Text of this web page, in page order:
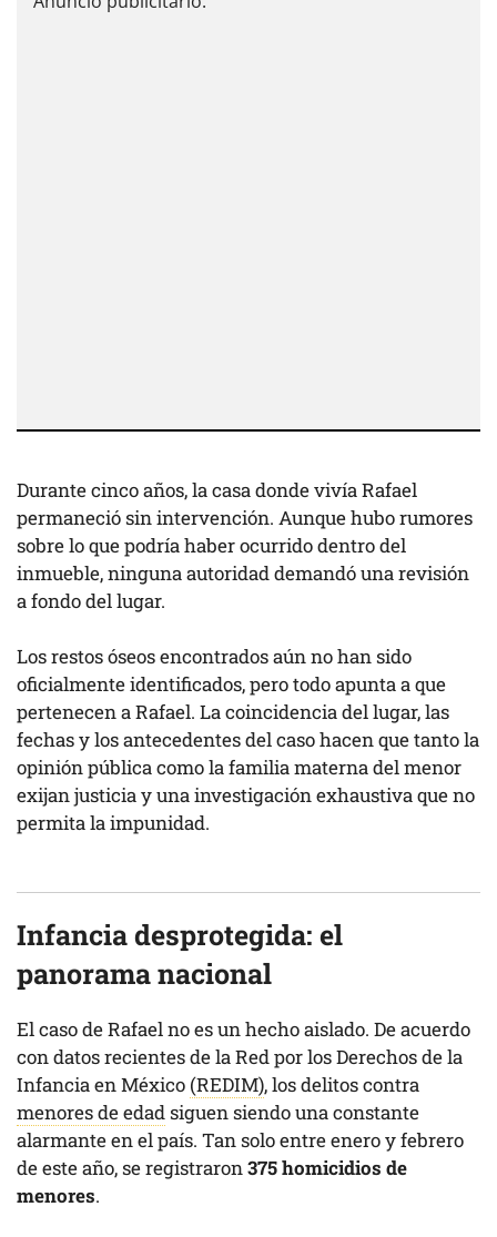
Durante cinco años, la casa donde vivía Rafael
permaneció sin intervención. Aunque hubo rumores
sobre lo que podría haber ocurrido dentro del
inmueble, ninguna autoridad demandó una revisión
a fondo del lugar.
Los restos óseos encontrados aún no han sido
oficialmente identificados, pero todo apunta a que
pertenecen a Rafael. La coincidencia del lugar, las
fechas y los antecedentes del caso hacen que tanto la
opinión pública como la familia materna del menor
exijan justicia y una investigación exhaustiva que no
permita la impunidad.
Infancia desprotegida: el
panorama nacional
El caso de Rafael no es un hecho aislado. De acuerdo
con datos recientes de la Red por los Derechos de la
Infancia en México (REDIM), los delitos contra
menores de edadsiguen siendo una constante
alarmante en el país. Tan solo entre enero y febrero
de este año, se registraron375 homicidios de
menores.